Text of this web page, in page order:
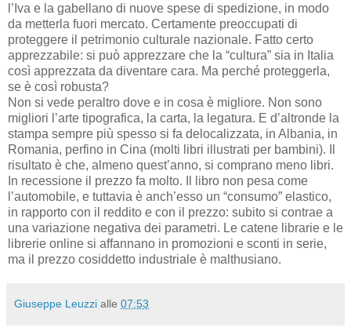
l’Iva e la gabellano di nuove spese di spedizione, in modo
da metterla fuori mercato. Certamente preoccupati di
proteggere il petrimonio culturale nazionale. Fatto certo
apprezzabile: si può apprezzare che la “cultura” sia in Italia
così apprezzata da diventare cara. Ma perché proteggerla,
se è così robusta?
Non si vede peraltro dove e in cosa è migliore. Non sono
migliori l’arte tipografica, la carta, la legatura. E d’altronde la
stampa sempre più spesso si fa delocalizzata, in Albania, in
Romania, perfino in Cina (molti libri illustrati per bambini). Il
risultato è che, almeno quest’anno, si comprano meno libri.
In recessione il prezzo fa molto. Il libro non pesa come
l’automobile, e tuttavia è anch’esso un “consumo” elastico,
in rapporto con il reddito e con il prezzo: subito si contrae a
una variazione negativa dei parametri. Le catene librarie e le
librerie online si affannano in promozioni e sconti in serie,
ma il prezzo cosiddetto industriale è malthusiano.
Giuseppe Leuzzi alle 07:53